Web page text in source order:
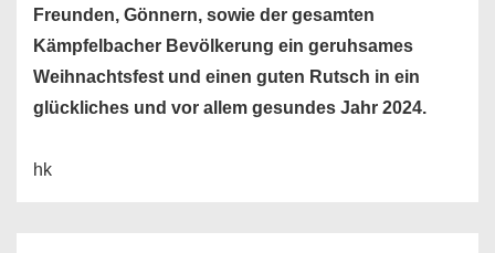
Freunden, Gönnern, sowie der gesamten
Kämpfelbacher Bevölkerung ein geruhsames
Weihnachtsfest und einen guten Rutsch in ein
glückliches und vor allem gesundes Jahr 2024.
hk